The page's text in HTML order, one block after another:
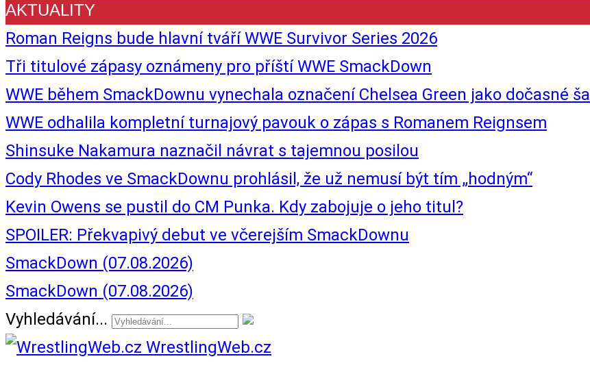
AKTUALITY
Roman Reigns bude hlavní tváří WWE Survivor Series 2026
Tři titulové zápasy oznámeny pro příští WWE SmackDown
WWE během SmackDownu vynechala označení Chelsea Green jako dočasné
WWE odhalila kompletní turnajový pavouk o zápas s Romanem Reignsem
Shinsuke Nakamura naznačil návrat s tajemnou posilou
Cody Rhodes ve SmackDownu prohlásil, že už nemusí být tím „hodným“
Kevin Owens se pustil do CM Punka. Kdy zabojuje o jeho titul?
SPOILER: Překvapivý debut ve včerejším SmackDownu
SmackDown (07.08.2026)
SmackDown (07.08.2026)
Vyhledávání...
WrestlingWeb.cz